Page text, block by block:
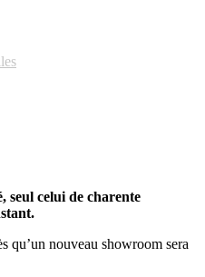
seul celui de charente
qu’un nouveau showroom sera